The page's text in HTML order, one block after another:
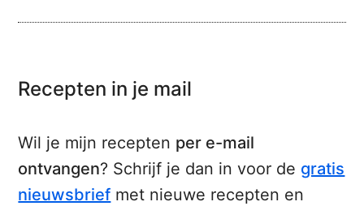
Recepten in je mail
Wil je mijn recepten per e-mail
ontvangen? Schrijf je dan in voor de gratis
nieuwsbrief met nieuwe recepten en